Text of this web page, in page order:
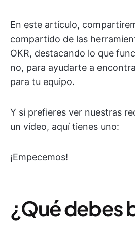
En este artículo,
compartido de las
OKR, destacando lo que
no, para ayudarte a
para tu equipo.
Y si prefieres ver nuestras
un vídeo, aquí tienes uno:
¡Empecemos!
¿Qué debes